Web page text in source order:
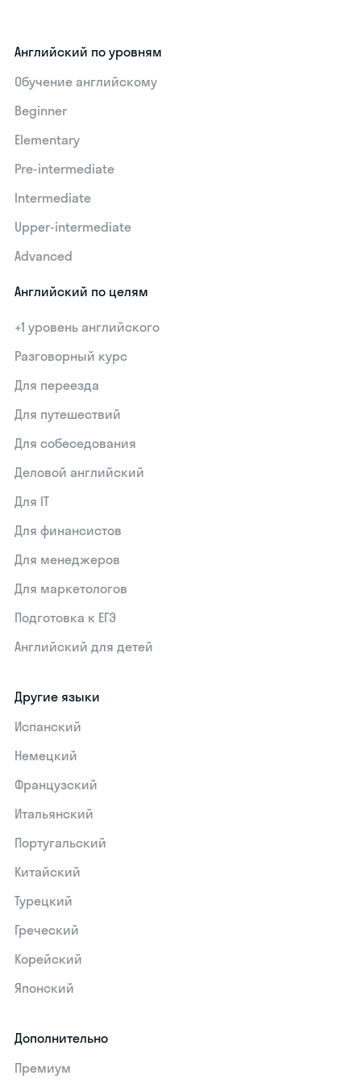
Английский по уровням
Обучение английскому
Beginner
Elementary
Pre-intermediate
Intermediate
Upper-intermediate
Advanced
Английский по целям
+1 уровень английского
Разговорный курс
Для переезда
Для путешествий
Для собеседования
Деловой английский
Для IT
Для финансистов
Для менеджеров
Для маркетологов
Подготовка к ЕГЭ
Английский для детей
Другие языки
Испанский
Немецкий
Французский
Итальянский
Португальский
Китайский
Турецкий
Греческий
Корейский
Японский
Дополнительно
Премиум